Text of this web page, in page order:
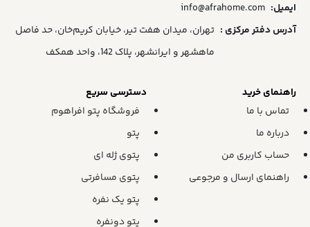
ایمیل: info@afrahome.com
آدرس دفتر مرکزی : تهران، میدان هفت تیر، خیابان کریم‌خان، حد فاصل
ماهشهر و ایرانشهر، پلاک 142، واحد همکف
راهنمای خرید
تماس با ما
درباره ما
حساب کاربری من
راهنمای ارسال و مرجوعی
دسترسی سریع
فروشگاه پتو افراهوم
پتو
پتوی ژله ای
پتوی مسافرتی
پتو یک نفره
پتو دونفره